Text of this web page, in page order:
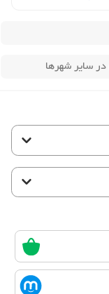
در سایر شهرها